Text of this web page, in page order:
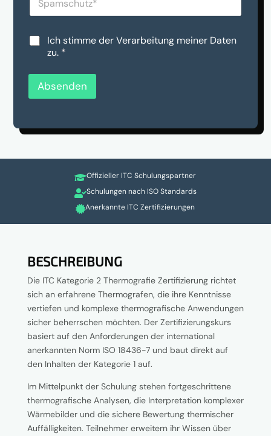
h
a
n
n
*
m
c
h
t
*
D
V
-
n
d
s
*
Ich stimme der Verarbeitung meiner Daten
zu. *
Absenden
Offizieller ITC Schulungspartner
Schulungen nach ISO Standards
Anerkannte ITC Zertifizierungen
BESCHREIBUNG
Die ITC Kategorie 2 Thermografie Zertifizierung richtet
sich an erfahrene Thermografen, die ihre Kenntnisse
vertiefen und komplexe thermografische Anwendungen
sicher beherrschen möchten. Der Zertifizierungskurs
basiert auf den Anforderungen der international
anerkannten Norm ISO 18436-7 und baut direkt auf
den Inhalten der Kategorie 1 auf.
Im Mittelpunkt der Schulung stehen fortgeschrittene
thermografische Analysen, die Interpretation komplexer
Wärmebilder und die sichere Bewertung thermischer
Auffälligkeiten. Teilnehmer erweitern ihr Wissen über